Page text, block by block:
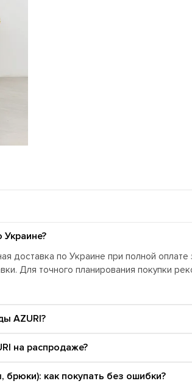
Украине?
доставка по Украине при полной
Для точного планирования покупки
AZURI?
на распродаже?
как покупать без ошибки?